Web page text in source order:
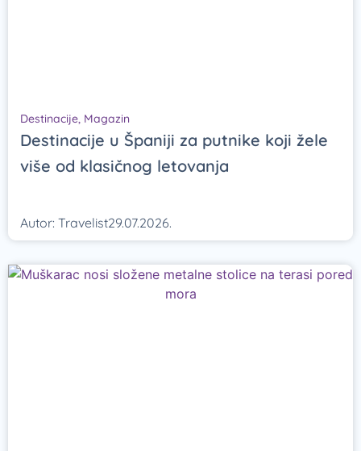
Destinacije, Magazin
Destinacije u Španiji za putnike koji žele
više od klasičnog letovanja
Autor: Travelist29.07.2026.